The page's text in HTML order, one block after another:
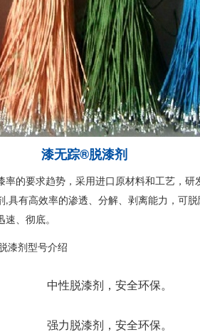
漆无踪®脱漆剂
的要求趋势，采用进口原材料和工艺，研
,具有高效率的渗透、分解、剥离能力，可
、彻底。
漆剂型号介绍
中性脱漆剂，安全环保。
强力脱漆剂，安全环保。